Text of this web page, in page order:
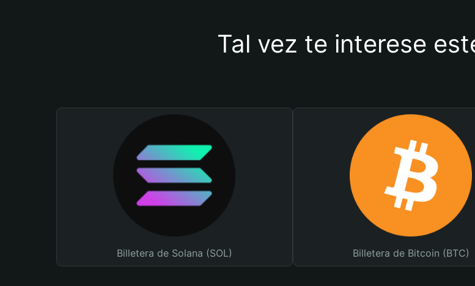
Tal vez te interese
Billetera de Solana (SOL) Billetera de Bitcoin (BTC)